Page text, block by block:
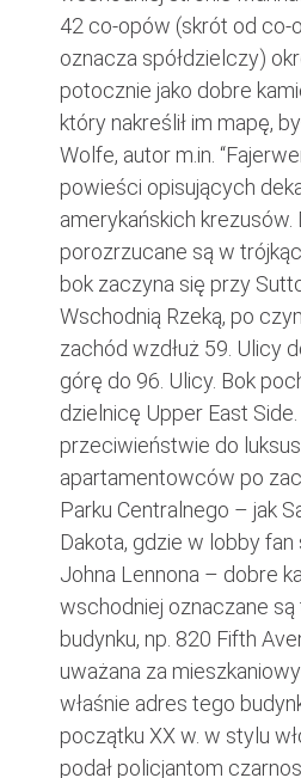
42 co-opów (skrót od co-
oznacza spółdzielczy)
potocznie jako dobre
który nakreślił im mapę,
Wolfe, autor m.in.
powieści opisujących
amerykańskich krezusów.
porozrzucane są w
bok zaczyna się przy
Wschodnią Rzeką, po
zachód wzdłuż 59. Ulicy
górę do 96. Ulicy. Bok
dzielnicę Upper East
przeciwieństwie do
apartamentowców po
Parku Centralnego – jak
Dakota, gdzie w lobby
Johna Lennona – dobre
wschodniej oznaczane
budynku, np. 820 Fifth
uważana za mieszkaniowy
właśnie adres tego
początku XX w. w stylu
podał policjantom